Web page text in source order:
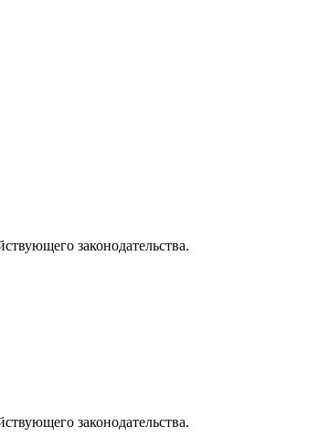
законодательства.
законодательства.